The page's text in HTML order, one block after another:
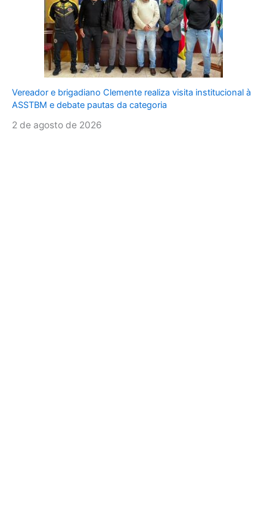
Vereador e brigadiano Clemente realiza visita institucional à
ASSTBM e debate pautas da categoria
2 de agosto de 2026